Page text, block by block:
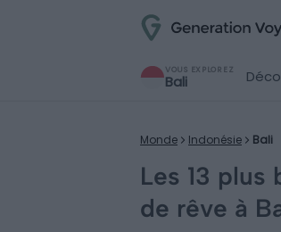
VOUS EXPLOREZ
Bali
Monde Indonésie Bali
Les 13
de rêve à